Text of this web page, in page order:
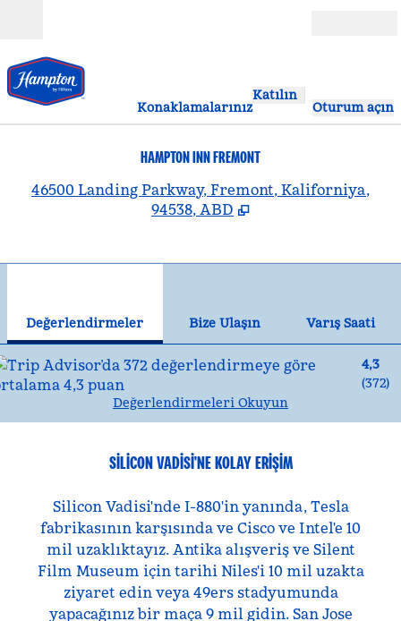
Konaklamalarınız
Katılın
Oturum açın
HAMPTON INN FREMONT
46500 Landing Parkway, Fremont, Kaliforniya,
94538, ABD
Değerlendirmeler Bize Ulaşın
Varış Saati
4,3
(372)
Değerlendirmeleri Okuyun
SILICON VADISI'NE KOLAY ERIŞIM
Silicon Vadisi'nde I-880'in yanında, Tesla
fabrikasının karşısında ve Cisco ve Intel'e 10
mil uzaklıktayız. Antika alışveriş ve Silent
Film Museum için tarihi Niles'i 10 mil uzakta
ziyaret edin veya 49ers stadyumunda
yapacağınız bir maça 9 mil gidin. San Jose